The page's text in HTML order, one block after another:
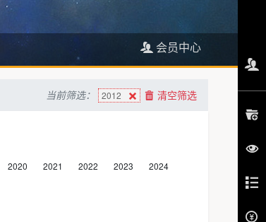
会员中心
当前筛选： 2012 清空筛选
2020 2021 2022 2023
2024